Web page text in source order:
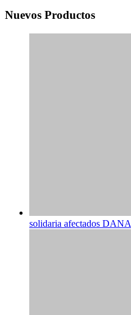
Nuevos Productos
solidaria afectados DANA